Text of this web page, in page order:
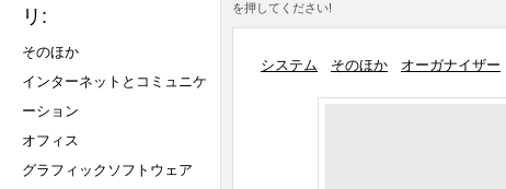
リ:
そのほか
インターネットとコミュニケ
ーション
オフィス
グラフィックソフトウェア
を押してください!
システム そのほか オーガナイザー